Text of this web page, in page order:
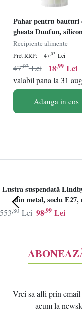
Pahar pentru bauturi
gheata Duufun,
alb/verde, 150 ml, 14,5
cm
Recipiente alimente
Pret RRP: 47,03 Lei
18,99 Lei
47,03 Lei
valabil pana la 31
Adauga in cos
Lustra suspendată
din metal, soclu E27,
98,99 Lei
553,80 Lei
Vrei sa afli prin email
acum la